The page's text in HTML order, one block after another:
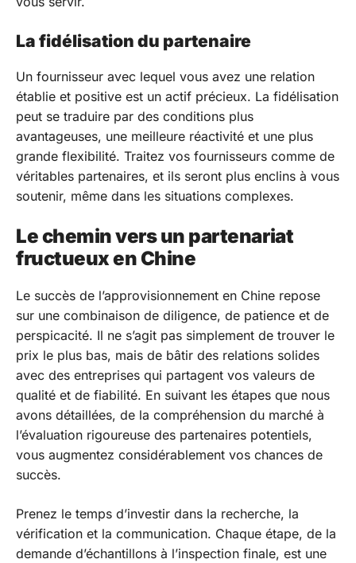
La fidélisation du partenaire
Un fournisseur avec lequel vous avez une relation
établie et positive est un actif précieux. La fidélisation
peut se traduire par des conditions plus
avantageuses, une meilleure réactivité et une plus
grande flexibilité. Traitez vos fournisseurs comme de
véritables partenaires, et ils seront plus enclins à vous
soutenir, même dans les situations complexes.
Le chemin vers un partenariat
fructueux en Chine
Le succès de l’approvisionnement en Chine repose
sur une combinaison de diligence, de patience et de
perspicacité. Il ne s’agit pas simplement de trouver le
prix le plus bas, mais de bâtir des relations solides
avec des entreprises qui partagent vos valeurs de
qualité et de fiabilité. En suivant les étapes que nous
avons détaillées, de la compréhension du marché à
l’évaluation rigoureuse des partenaires potentiels,
vous augmentez considérablement vos chances de
succès.
Prenez le temps d’investir dans la recherche, la
vérification et la communication. Chaque étape, de la
demande d’échantillons à l’inspection finale, est une